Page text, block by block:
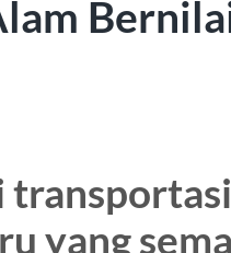
yang